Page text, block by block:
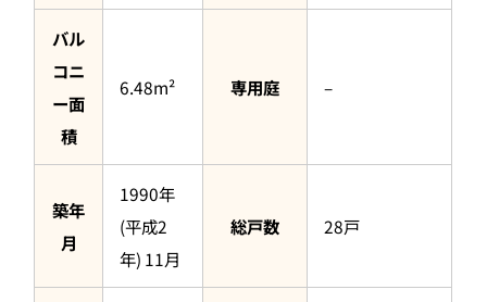
バル
コニ
ー面
積
6.48m² 専用庭 –
築年
月
1990年
(平成2
年) 11月
総戸数 28戸